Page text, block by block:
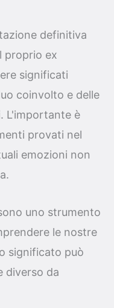
definitiva
proprio ex
significati
coinvolto e delle
L'importante è
provati nel
emozioni non
uno strumento
le nostre
significato può
diverso da